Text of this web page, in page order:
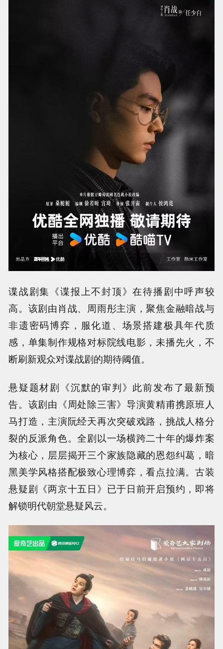
谍战剧集《谍报上不封顶》在待播剧中呼声较
高。该剧由肖战、周雨彤主演，聚焦金融暗战与
非遗密码博弈，服化道、场景搭建极具年代质
感，单集制作规格对标院线电影，未播先火，不
断刷新观众对谍战剧的期待阈值。
悬疑题材剧《沉默的审判》此前发布了最新预
告。该剧由《周处除三害》导演黄精甫携原班人
马打造，主演阮经天再次突破戏路，挑战人格分
裂的反派角色。全剧以一场横跨二十年的爆炸案
为核心，层层揭开三个家族隐藏的恩怨纠葛，暗
黑美学风格搭配极致心理博弈，看点拉满。古装
悬疑剧《两京十五日》已于日前开启预约，即将
解锁明代朝堂悬疑风云。